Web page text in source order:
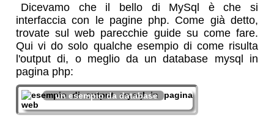
Dicevamo che il bello di MySql è che si
interfaccia con le pagine php. Come già detto,
trovate sul web parecchie guide su come fare.
Qui vi do solo qualche esempio di come risulta
l'output di, o meglio da un database mysql in
pagina php:
un esempio da database
da una
esempio da